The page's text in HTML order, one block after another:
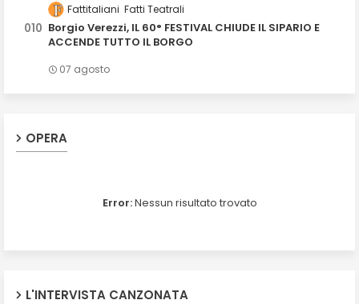
Fattitaliani Fatti Teatrali
Borgio Verezzi, IL 60° FESTIVAL CHIUDE IL SIPARIO E
ACCENDE TUTTO IL BORGO
07 agosto
OPERA
Error:Nessun risultato trovato
L'INTERVISTA CANZONATA